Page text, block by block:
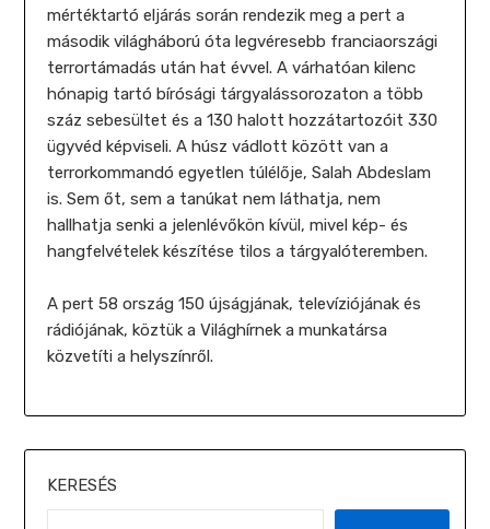
mértéktartó eljárás során rendezik meg a pert a
második világháború óta legvéresebb franciaországi
terrortámadás után hat évvel. A várhatóan kilenc
hónapig tartó bírósági tárgyalássorozaton a több
száz sebesültet és a 130 halott hozzátartozóit 330
ügyvéd képviseli. A húsz vádlott között van a
terrorkommandó egyetlen túlélője, Salah Abdeslam
is. Sem őt, sem a tanúkat nem láthatja, nem
hallhatja senki a jelenlévőkön kívül, mivel kép- és
hangfelvételek készítése tilos a tárgyalóteremben.
A pert 58 ország 150 újságjának, televíziójának és
rádiójának, köztük a Világhírnek a munkatársa
közvetíti a helyszínről.
KERESÉS